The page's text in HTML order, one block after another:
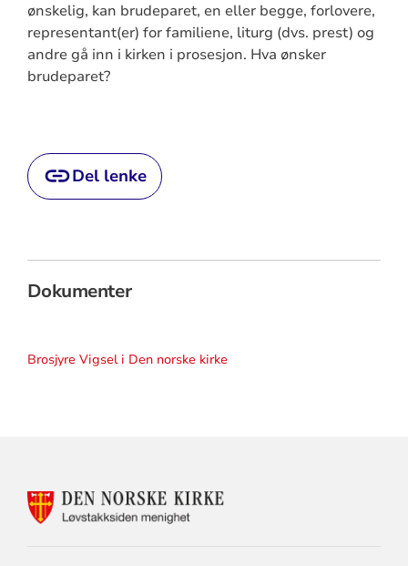
ønskelig, kan brudeparet, en eller begge, forlovere,
representant(er) for familiene, liturg (dvs. prest) og
andre gå inn i kirken i prosesjon. Hva ønsker
brudeparet?
Del lenke
Dokumenter
Brosjyre Vigsel i Den norske kirke